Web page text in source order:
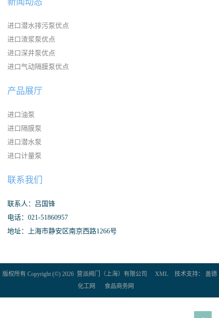
进口潜水排污泵优点
进口渣浆泵优点
进口深井泵优点
进口气动隔膜泵优点
产品展厅
进口油泵
进口隔膜泵
进口潜水泵
进口计量泵
联系我们
联系人：吕国锋
电话：021-51860957
地址：上海市静安区南京西路1266号
版权所有 Copyright (©) 2026 营派阀门（上海）有限公司 XML 技术支持：
盖德
化工网
食品商务网